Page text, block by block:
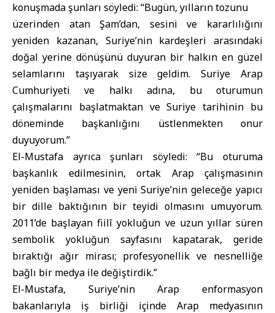
konuşmada şunları söyledi: “Bugün, yılların tozunu
üzerinden atan Şam’dan, sesini ve kararlılığını
yeniden kazanan, Suriye’nin kardeşleri arasındaki
doğal yerine dönüşünü duyuran bir halkın en güzel
selamlarını taşıyarak size geldim.Suriye Arap
Cumhuriyeti ve halkı adına, bu oturumun
çalışmalarını başlatmaktan ve Suriye tarihinin bu
döneminde başkanlığını üstlenmekten onur
duyuyorum.”
El-Mustafa ayrıca şunları söyledi: “Bu oturuma
başkanlık edilmesinin, ortak Arap çalışmasının
yeniden başlaması ve yeni Suriye’nin geleceğe yapıcı
bir dille baktığının bir teyidi olmasını umuyorum.
2011’de başlayan fiilî yokluğun ve uzun yıllar süren
sembolik yokluğun sayfasını kapatarak, geride
bıraktığı ağır mirası; profesyonellik ve nesnelliğe
bağlı bir medya ile değiştirdik.”
El-Mustafa, Suriye’nin Arap enformasyon
bakanlarıyla iş birliği içinde Arap medyasının